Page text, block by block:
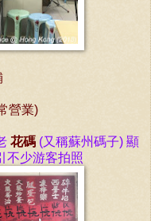
營業)
花碼 (又稱蘇州碼子) 顯
不少游客拍照